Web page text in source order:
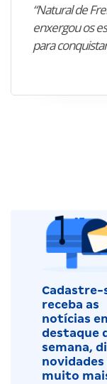
“Natural de
enxergou os
para
Cadastre-
receba as
notícias
destaque
semana,
novidades
muito